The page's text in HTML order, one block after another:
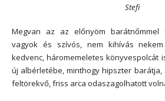
Stefi
Megvan az az előnyöm barátnőmmel
vagyok és szívós, nem kihívás
kedvenc, háromemeletes könyvespolcát
új albérletébe, minthogy hipszter
feltörekvő, friss arca odaszagolhatott